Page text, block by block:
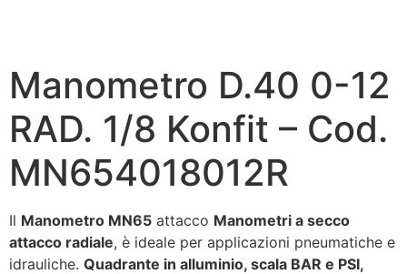
Manometro D.40 0-12
RAD. 1/8 Konfit – Cod.
MN654018012R
Il Manometro MN65 attacco Manometri a secco
attacco radiale, è ideale per applicazioni pneumatiche e
idrauliche. Quadrante in alluminio, scala BAR e PSI,